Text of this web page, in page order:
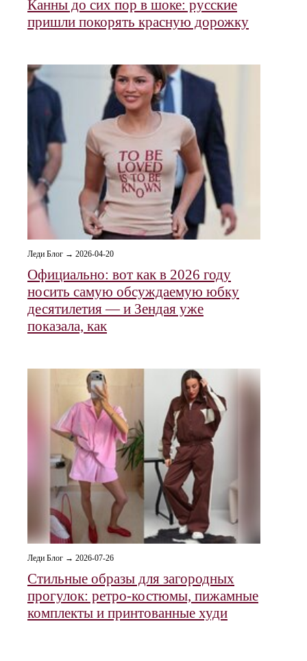
Канны до сих пор в шоке: русские
пришли покорять красную дорожку
Леди Блог → 2026-04-20
Официально: вот как в 2026 году
носить самую обсуждаемую юбку
десятилетия — и Зендая уже
показала, как
Леди Блог → 2026-07-26
Стильные образы для загородных
прогулок: ретро‑костюмы, пижамные
комплекты и принтованные худи